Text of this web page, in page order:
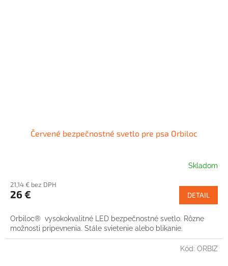
Červené bezpečnostné svetlo pre psa Orbiloc
Skladom
21,14 € bez DPH
26 € DETAIL
Orbiloc® vysokokvalitné LED bezpečnostné svetlo. Rôzne
možnosti pripevnenia. Stále svietenie alebo blikanie.
Kód: ORBIZ